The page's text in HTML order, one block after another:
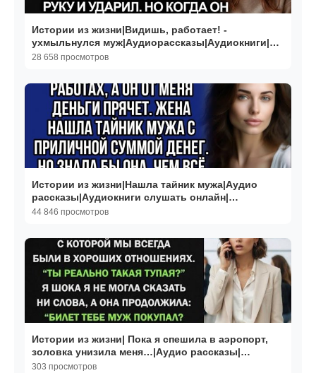
Истории из жизни|Видишь, работает! -
ухмыльнулся муж|Аудиорассказы|Аудиокниги|
Реальные истории
28 658 просмотров
Истории из жизни|Нашла тайник мужа|Аудио
рассказы|Аудиокниги слушать онлайн|
Жизненные истории
44 846 просмотров
Истории из жизни| Пока я спешила в аэропорт,
золовка унизила меня…|Аудио рассказы|
Жизненные истории
303 просмотров